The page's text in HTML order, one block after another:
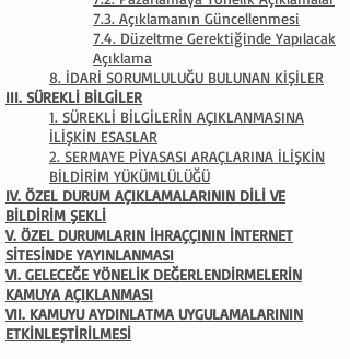
7.3. Açıklamanın Güncellenmesi
7.4. Düzeltme Gerektiğinde Yapılacak
Açıklama
8. İDARİ SORUMLULUĞU BULUNAN KİŞİLER
III. SÜREKLİ BİLGİLER
1. SÜREKLİ BİLGİLERİN AÇIKLANMASINA
İLİŞKİN ESASLAR
2. SERMAYE PİYASASI ARAÇLARINA İLİŞKİN
BİLDİRİM YÜKÜMLÜLÜĞÜ
IV. ÖZEL DURUM AÇIKLAMALARININ DİLİ VE
BİLDİRİM ŞEKLİ
V. ÖZEL DURUMLARIN İHRAÇÇININ İNTERNET
SİTESİNDE YAYINLANMASI
VI. GELECEĞE YÖNELİK DEĞERLENDİRMELERİN
KAMUYA AÇIKLANMASI
VII. KAMUYU AYDINLATMA UYGULAMALARININ
ETKİNLEŞTİRİLMESİ